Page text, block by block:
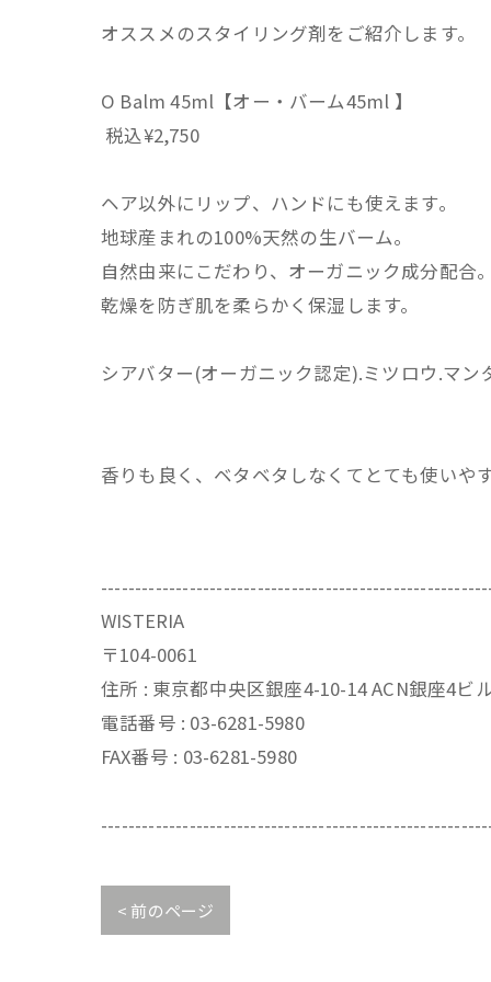
オススメのスタイリング剤をご紹介します。
O Balm 45ml【オー・バーム45ml 】
税込¥2,750
ヘア以外にリップ、ハンドにも使えます。
地球産まれの100%天然の生バーム。
自然由来にこだわり、オーガニック成分配合。
乾燥を防ぎ肌を柔らかく保湿します。
シアバター(オーガニック認定).ミツロウ.マ
香りも良く、ベタベタしなくてとても使いや
WISTERIA
〒104-0061
住所 : 東京都中央区銀座4-10-14 ACN銀座4ビ
電話番号 : 03-6281-5980
FAX番号 : 03-6281-5980
< 前のページ